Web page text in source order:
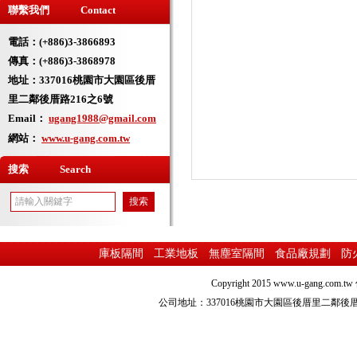
聯繫我們 Contact
電話：(+886)3-3866893
傳真：(+886)3-3868978
地址： 337016桃園市大園區後厝
里二鄰後厝路216之6號
Email： ugang1988@gmail.com
網站： www.u-gang.com.tw
搜索 Search
庫板隔間 工業地板 無塵室隔間 食品廠規劃 防
Copyright 2015 www.u-gang.com.tw
公司地址：337016桃園市大園區後厝里二鄰後